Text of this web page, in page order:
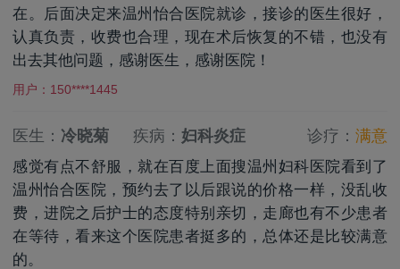
在。后面决定来温州怡合医院就诊，接诊的医生很好，
认真负责，收费也合理，现在术后恢复的不错，也没有
出去其他问题，感谢医生，感谢医院！
用户：150****1445
医生： 冷晓菊 疾病：妇科炎症 诊疗： 满意
感觉有点不舒服，就在百度上面搜温州妇科医院看到了
温州怡合医院，预约去了以后跟说的价格一样，没乱收
费，进院之后护士的态度特别亲切，走廊也有不少患者
在等待，看来这个医院患者挺多的，总体还是比较满意
的。